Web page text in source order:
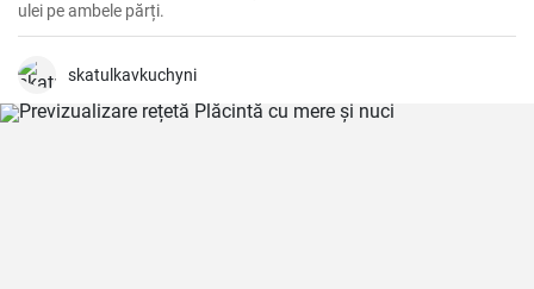
ulei pe ambele părți.
skatulkavkuchyni